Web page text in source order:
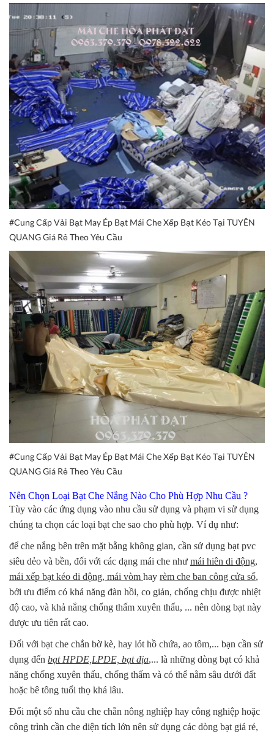
#Cung Cấp Vải Bạt May Ép Bạt Mái Che Xếp Bạt Kéo Tại TUYÊN
QUANG Giá Rẻ Theo Yêu Cầu
#Cung Cấp Vải Bạt May Ép Bạt Mái Che Xếp Bạt Kéo Tại TUYÊN
QUANG Giá Rẻ Theo Yêu Cầu
Nên Chọn Loại Bạt Che Nắng Nào Cho Phù Hợp Nhu Cầu ?
Tùy vào các ứng dụng vào nhu cầu sử dụng và phạm vi sử dụng
chúng ta chọn các loại bạt che sao cho phù hợp. Ví dụ như:
để che nắng bên trên mặt bằng không gian, cần sử dụng bạt pvc
siêu dẻo và bền, đối với các dạng mái che như mái hiên di động,
mái xếp bạt kéo di động, mái vòm hay rèm che ban công cửa sổ,
bởi ưu điểm có khả năng đàn hồi, co giản, chống chịu được nhiệt
độ cao, và khả nắng chống thấm xuyên thấu, ... nên dòng bạt này
được ưu tiên rất cao.
Đối với bạt che chắn bờ kè, hay lót hồ chứa, ao tôm,... bạn cần sử
dụng đến bạt HPDE,LPDE, bạt địa,... là những dòng bạt có khả
năng chống xuyên thấu, chống thấm và có thể nằm sâu dưới đất
hoặc bê tông tuổi thọ khá lâu.
Đối một số nhu cầu che chắn nông nghiệp hay công nghiệp hoặc
công trình cần che diện tích lớn nên sử dụng các dòng bạt giá rẻ,